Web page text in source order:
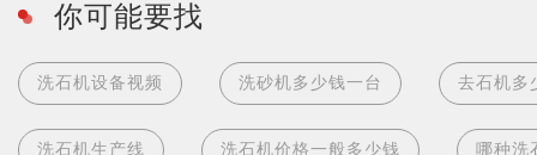
你可能要找
洗石机设备视频 洗砂机多少钱一台 去石机多
洗石机生产线 洗石机价格一般多少钱 哪种洗